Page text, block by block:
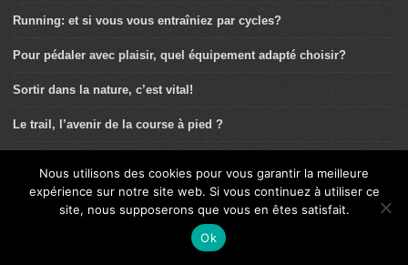
Running: et si vous vous entraîniez par cycles?
Pour pédaler avec plaisir, quel équipement adapté choisir?
Sortir dans la nature, c’est vital!
Le trail, l’avenir de la course à pied ?
Mitochondries: boostez vos centrales énergétiques!
Aponévrosite plantaire: la douleur sous le talon…
Nous utilisons des cookies pour vous garantir la meilleure
expérience sur notre site web. Si vous continuez à utiliser ce
site, nous supposerons que vous en êtes satisfait.
Ok